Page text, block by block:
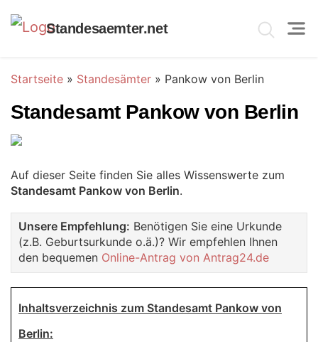
Standesaemter.net
Startseite » Standesämter » Pankow von Berlin
Standesamt Pankow von Berlin
Auf dieser Seite finden Sie alles Wissenswerte zum
Standesamt Pankow von Berlin.
Unsere Empfehlung: Benötigen Sie eine Urkunde
(z.B. Geburtsurkunde o.ä.)? Wir empfehlen Ihnen
den bequemen Online-Antrag von Antrag24.de
Inhaltsverzeichnis zum Standesamt Pankow von
Berlin: